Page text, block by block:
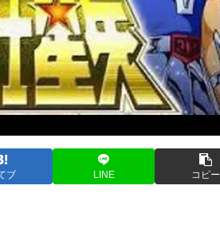
ブ LINE コピー